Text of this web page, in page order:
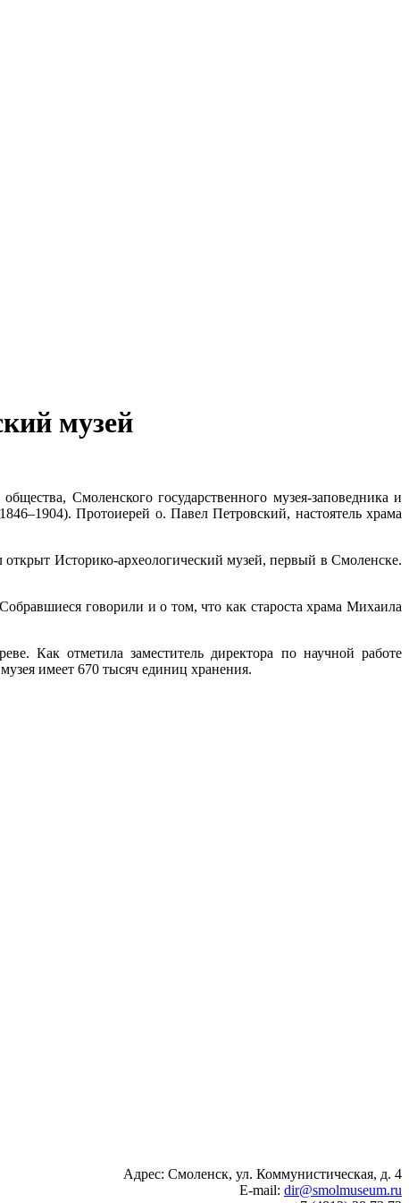
музей
Смоленского государственного музея-заповедника и
Протоиерей о. Павел Петровский, настоятель храма
Историко-археологический музей, первый в Смоленске.
говорили и о том, что как староста храма Михаила
Как отметила заместитель директора по научной работе
имеет 670 тысяч единиц хранения.
Адрес: Смоленск, ул. Коммунистическая, д. 4
E-mail: dir@smolmuseum.ru